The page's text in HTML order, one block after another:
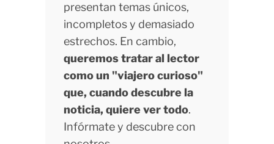
presentan temas únicos,
incompletos y demasiado
estrechos. En cambio,
queremos tratar al lector
como un "viajero curioso"
que, cuando descubre la
noticia, quiere ver todo.
Infórmate y descubre con